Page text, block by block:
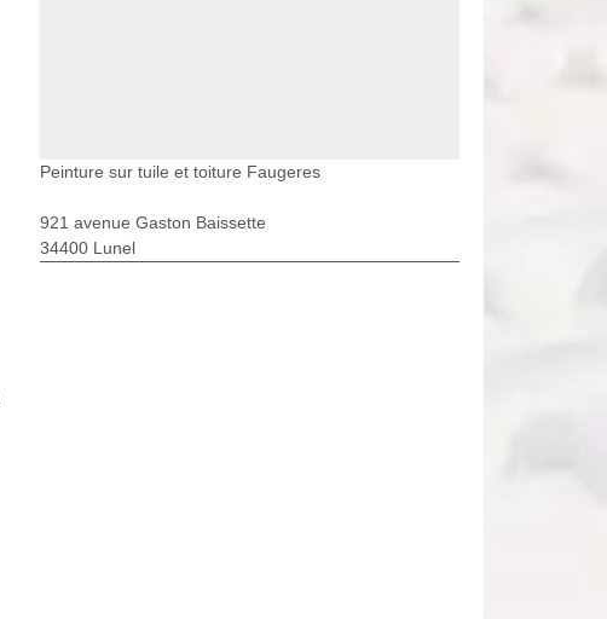
Peinture sur tuile et toiture Faugeres
921 avenue Gaston Baissette
34400 Lunel